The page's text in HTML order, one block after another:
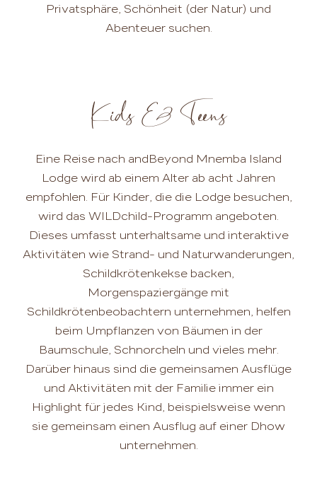
Privatsphäre, Schönheit (der Natur) und
Abenteuer suchen.
Kids & Teens
Eine Reise nach andBeyond Mnemba Island
Lodge wird ab einem Alter ab acht Jahren
empfohlen. Für Kinder, die die Lodge besuchen,
wird das WILDchild-Programm angeboten.
Dieses umfasst unterhaltsame und interaktive
Aktivitäten wie Strand- und Naturwanderungen,
Schildkrötenkekse backen,
Morgenspaziergänge mit
Schildkrötenbeobachtern unternehmen, helfen
beim Umpflanzen von Bäumen in der
Baumschule, Schnorcheln und vieles mehr.
Darüber hinaus sind die gemeinsamen Ausflüge
und Aktivitäten mit der Familie immer ein
Highlight für jedes Kind, beispielsweise wenn
sie gemeinsam einen Ausflug auf einer Dhow
unternehmen.